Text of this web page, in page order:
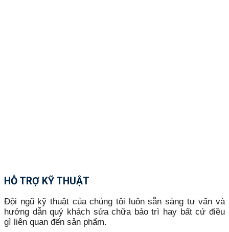
HỖ TRỢ KỸ THUẬT
Đội ngũ kỹ thuật của chúng tôi luôn sẵn sàng tư vấn và
hướng dẫn quý khách sửa chữa bảo trì hay bất cứ điều
gì liên quan đến sản phẩm.